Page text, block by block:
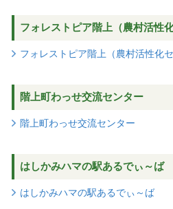
フォレストピア階上（農村活性
フォレストピア階上（農村活性化セ
階上町わっせ交流センター
階上町わっせ交流センター
はしかみハマの駅あるでぃ～ば
はしかみハマの駅あるでぃ～ば